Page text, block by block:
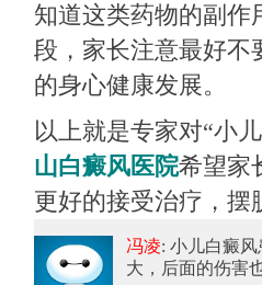
知道这类药物的副作
段，家长注意最好不
的身心健康发展。
以上就是专家对“小
山白癜风医院希望家
更好的接受治疗，摆
冯凌: 小儿白癜
大，后面的伤害